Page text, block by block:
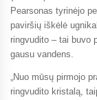
Pearsonas tyrinėjo
paviršių iškėlė
ringvudito – tai buvo
gausu vandens.
„Nuo mūsų pirmojo
ringvudito kristalą,